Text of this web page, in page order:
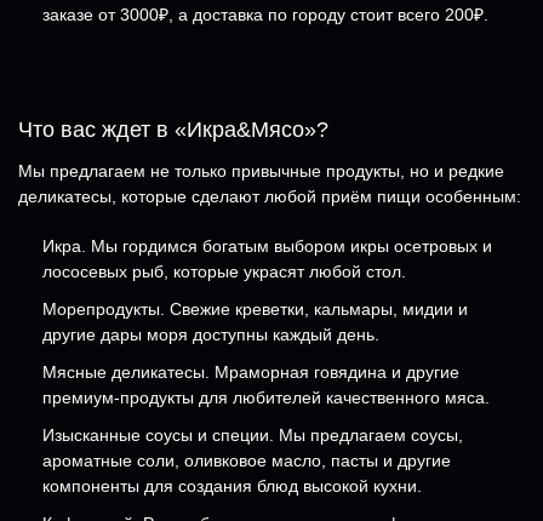
заказе от 3000₽, а доставка по городу стоит всего 200₽.
Что вас ждет в «Икра&Мясо»?
Мы предлагаем не только привычные продукты, но и редкие
деликатесы, которые сделают любой приём пищи особенным:
Икра. Мы гордимся богатым выбором икры осетровых и
лососевых рыб, которые украсят любой стол.
Морепродукты. Свежие креветки, кальмары, мидии и
другие дары моря доступны каждый день.
Мясные деликатесы. Мраморная говядина и другие
премиум-продукты для любителей качественного мяса.
Изысканные соусы и специи. Мы предлагаем соусы,
ароматные соли, оливковое масло, пасты и другие
компоненты для создания блюд высокой кухни.